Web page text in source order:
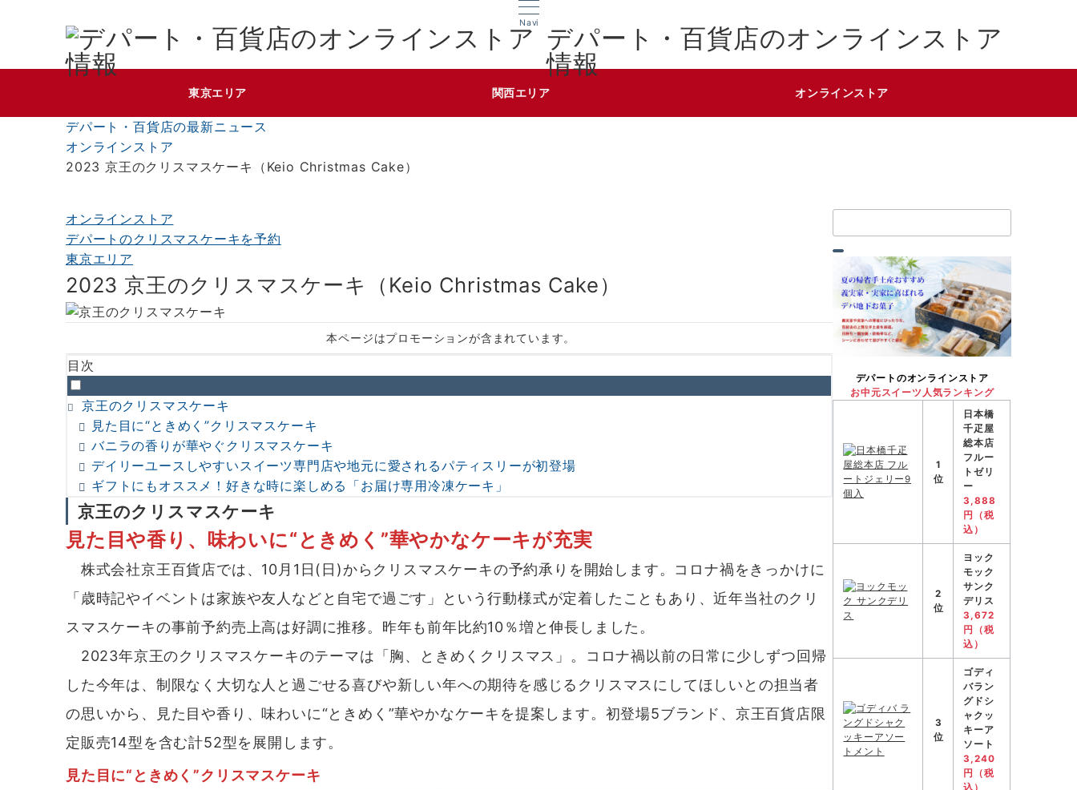
Navi
デパート・百貨店のオンラインストア
情報
東京エリア 関西エリア オンラインストア
デパート・百貨店の最新ニュース
オンラインストア
2023 京王のクリスマスケーキ（Keio Christmas Cake）
オンラインストア
デパートのクリスマスケーキを予約
東京エリア
2023 京王のクリスマスケーキ（Keio Christmas Cake）
本ページはプロモーションが含まれています。
目次
京王のクリスマスケーキ
見た目に“ときめく”クリスマスケーキ
バニラの香りが華やぐクリスマスケーキ
デイリーユースしやすいスイーツ専門店や地元に愛されるパティスリーが初登場
ギフトにもオススメ！好きな時に楽しめる「お届け専用冷凍ケーキ」
京王のクリスマスケーキ
見た目や香り、味わいに“ときめく”華やかなケーキが充実
株式会社京王百貨店では、10月1日(日)からクリスマスケーキの予約承りを開始します。コロナ禍をきっかけに
「歳時記やイベントは家族や友人などと自宅で過ごす」という行動様式が定着したこともあり、近年当社のクリ
スマスケーキの事前予約売上高は好調に推移。昨年も前年比約10％増と伸長しました。
2023年京王のクリスマスケーキのテーマは「胸、ときめくクリスマス」。コロナ禍以前の日常に少しずつ回帰
した今年は、制限なく大切な人と過ごせる喜びや新しい年への期待を感じるクリスマスにしてほしいとの担当者
の思いから、見た目や香り、味わいに“ときめく”華やかなケーキを提案します。初登場5ブランド、京王百貨店限
定販売14型を含む計52型を展開します。
見た目に“ときめく”クリスマスケーキ
索：
デパートのオンラインストア
お中元スイーツ人気ランキング
1
位
日本橋
千疋屋
総本店
フルー
トゼリ
ー
3,888
円（税
込）
2
位
ヨック
モック
サンク
デリス
3,672
円（税
込）
3
位
ゴディ
バラン
グドシ
ャクッ
キーア
ソート
3,240
円（税